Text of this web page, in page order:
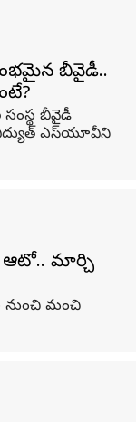
బీవైడీ..
బీవైడీ
ఎస్‌యూవీని
ఆటో.. మార్చి
నుంచి మంచి